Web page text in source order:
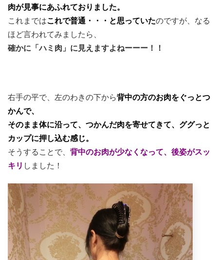
肉が見事にあふれておりました。
これまではこれで普通・・・と思っていたのですが、なる
ほど言われてみましたら、
確かに「ハミ肉」に見えますよねーーー！！
右手の平で、左のわきの下から背中の方のお肉をぐっとつ
かんで、
そのまま体に沿って、つかんだ肉を寄せてきて、ググっと
カップに押し込む感じ。
そうすることで、 背中のお肉が少なくなって、後姿がスッ
キリ しました！